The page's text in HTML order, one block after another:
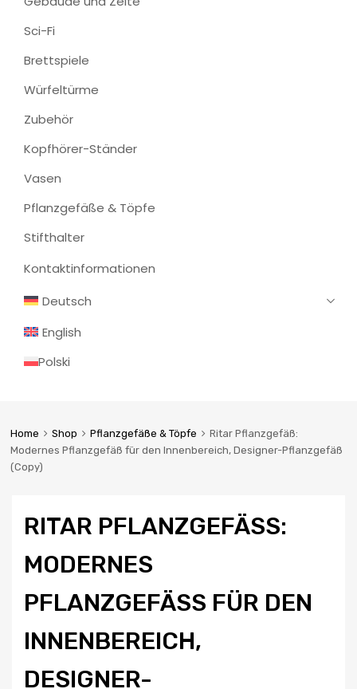
Sci-Fi
Brettspiele
Würfeltürme
Zubehör
Kopfhörer-Ständer
Vasen
Pflanzgefäße & Töpfe
Stifthalter
Kontaktinformationen
Deutsch
English
Polski
Home Shop Pflanzgefäße & Töpfe
Ritar Pflanzgefäß:
Modernes Pflanzgefäß für den Innenbereich, Designer-Pflanzgefäß
(Copy)
RITAR PFLANZGEFÄSS: M
ODERNES P
FLANZGEFÄSS FÜR DEN IN
NENBEREICH, DE
SIGNER-PF